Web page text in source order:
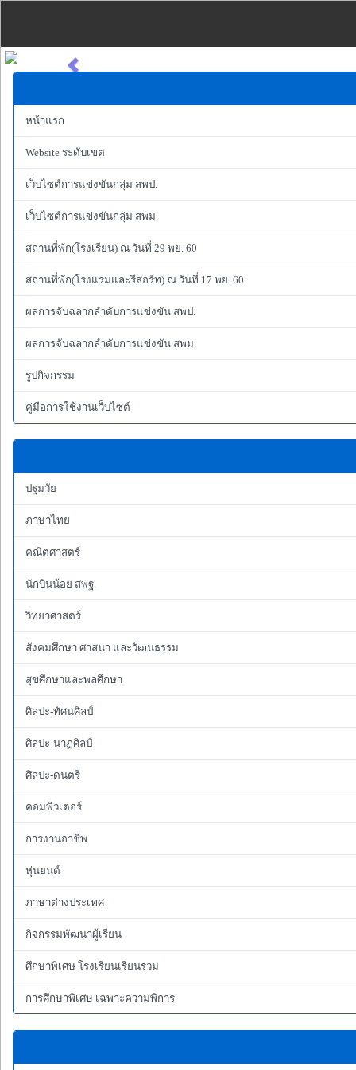
Previous
หน้าแรก
Website ระดับเขต
เว็บไซต์การแข่งขันกลุ่ม สพป.
เว็บไซต์การแข่งขันกลุ่ม สพม.
สถานที่พัก(โรงเรียน) ณ วันที่ 29 พย. 60
สถานที่พัก(โรงแรมและรีสอร์ท) ณ วันที่ 17 พย. 60
ผลการจับฉลากลำดับการแข่งขัน สพป.
ผลการจับฉลากลำดับการแข่งขัน สพม.
รูปกิจกรรม
คู่มือการใช้งานเว็บไซต์
ปฐมวัย
ภาษาไทย
คณิตศาสตร์
นักบินน้อย สพฐ.
วิทยาศาสตร์
สังคมศึกษา ศาสนา และวัฒนธรรม
สุขศึกษาและพลศึกษา
ศิลปะ-ทัศนศิลป์
ศิลปะ-นาฏศิลป์
ศิลปะ-ดนตรี
คอมพิวเตอร์
การงานอาชีพ
หุ่นยนต์
ภาษาต่างประเทศ
กิจกรรมพัฒนาผู้เรียน
ศึกษาพิเศษ โรงเรียนเรียนรวม
การศึกษาพิเศษ เฉพาะความพิการ